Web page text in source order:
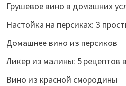
Грушевое вино в домашних
Настойка на персиках: 3
Домашнее вино из персиков
Ликер из малины: 5 рецептов
Вино из красной смородины